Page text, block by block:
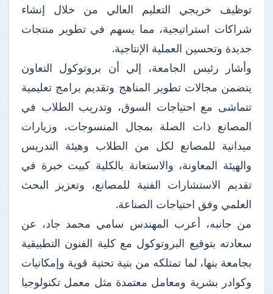
توظيف خريجي التعليم العالي من خلال إنشاء
شراكات استراتيجية، مما يسهم في تطوير منتجات
جديدة وتحسين العملية الإنتاجية.
وأشار رئيس الجامعة، إلي أن بروتوكول التعاون
يتضمن مجالات تطوير المناهج وتقديم برامج تعليمية
تتماشى مع احتياجات السوق، وتدريب الطلاب في
المصانع ذات الصلة بمجال المنسوجات، وزيارات
ميدانية للمصانع لكل من الطلاب وهيئة التدريس
والهيئة المعاونة، والاستعانة بالكلية كبيت خبرة في
تقديم الاستشارات الفنية للمصانع، وتعزيز البحث
العلمي وفق احتياجات الصناعة.
من جانبه، أعرب المهندس سامي محمد جاد، عن
سعادته بتوقيع البروتوكول مع كلية الفنون التطبيقية
بجامعة بنها، لما تمتلكه من بنية تحتية قوية وإمكانيات
وكوادر بشرية ومعامل معتمدة مثل معمل تكنولوجيا